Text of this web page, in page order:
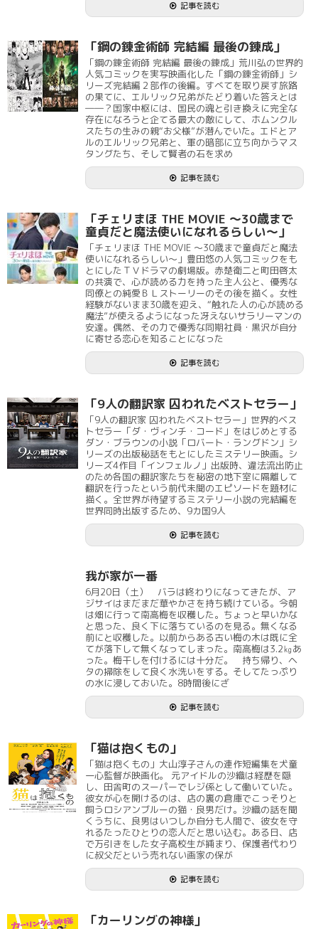
記事を読む
「鋼の錬金術師 完結編 最後の錬成」
「鋼の錬金術師 完結編 最後の錬成」荒川弘の世界的
人気コミックを実写映画化した「鋼の錬金術師」シ
リーズ完結編２部作の後編。すべてを取り戻す旅路
の果てに、エルリック兄弟がたどり着いた答えとは
――？国家中枢には、国民の魂と引き換えに完全な
存在になろうと企てる最大の敵にして、ホムンクル
スたちの生みの親“お父様”が潜んでいた。エドとア
ルのエルリック兄弟と、軍の暗部に立ち向かうマス
タングたち、そして賢者の石を求め
記事を読む
「チェリまほ THE MOVIE ～30歳まで
童貞だと魔法使いになれるらしい～」
「チェリまほ THE MOVIE ～30歳まで童貞だと魔法
使いになれるらしい～」豊田悠の人気コミックをも
とにしたＴＶドラマの劇場版。赤楚衛二と町田啓太
の共演で、心が読める力を持った主人公と、優秀な
同僚との純愛ＢＬストーリーのその後を描く。女性
経験がないまま30歳を迎え、“触れた人の心が読める
魔法”が使えるようになった冴えないサラリーマンの
安達。偶然、その力で優秀な同期社員・黒沢が自分
に寄せる恋心を知ることになった
記事を読む
「9人の翻訳家 囚われたベストセラー」
「9人の翻訳家 囚われたベストセラー」世界的ベス
トセラー「ダ・ヴィンチ・コード」をはじめとする
ダン・ブラウンの小説「ロバート・ラングドン」シ
リーズの出版秘話をもとにしたミステリー映画。シ
リーズ4作目「インフェルノ」出版時、違法流出防止
のため各国の翻訳家たちを秘密の地下室に隔離して
翻訳を行ったという前代未聞のエピソードを題材に
描く。全世界が待望するミステリー小説の完結編を
世界同時出版するため、9カ国9人
記事を読む
我が家が一番
6月20日（土） バラは終わりになってきたが、ア
ジサイはまだまだ華やかさを持ち続けている。今朝
は畑に行って南高梅を収穫した。ちょっと早いかな
と思った、良く下に落ちているのを見る。無くなる
前にと収穫した。以前からある古い梅の木は既に全
てが落下して無くなってしまった。南高梅は3.2㎏あ
った。梅干しを付けるには十分だ。 持ち帰り、ヘ
タの掃除をして良く水洗いをする。そしてたっぷり
の水に浸しておいた。8時間後にざ
記事を読む
「猫は抱くもの」
「猫は抱くもの」大山淳子さんの連作短編集を犬童
一心監督が映画化。 元アイドルの沙織は経歴を隠
し、田舎町のスーパーでレジ係として働いていた。
彼女が心を開けるのは、店の裏の倉庫でこっそりと
飼うロシアンブルーの猫・良男だけ。沙織の話を聞
くうちに、良男はいつしか自分も人間で、彼女を守
れるたったひとりの恋人だと思い込む。ある日、店
で万引きをした女子高校生が捕まり、保護者代わり
に叔父だという売れない画家の保が
記事を読む
「カーリングの神様」